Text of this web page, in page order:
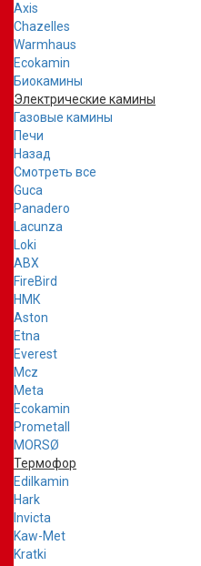
Axis
Chazelles
Warmhaus
Ecokamin
Биокамины
Электрические камины
Газовые камины
Печи
Назад
Смотреть все
Guca
Panadero
Lacunza
Loki
ABX
FireBird
НМК
Aston
Etna
Everest
Mcz
Meta
Ecokamin
Prometall
MORSØ
Термофор
Edilkamin
Hark
Invicta
Kaw-Met
Kratki